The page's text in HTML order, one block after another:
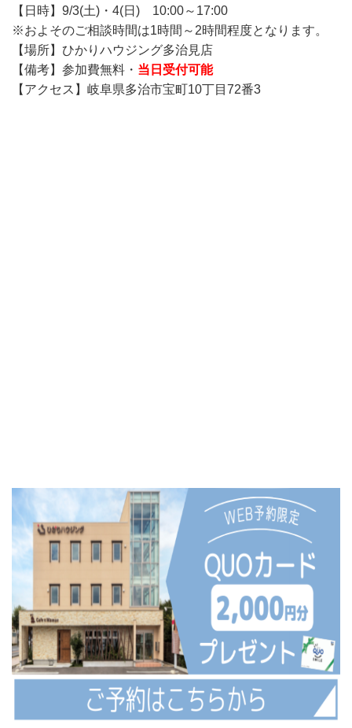
【日時】9/3(土)・4(日) 10:00～17:00
※およそのご相談時間は1時間～2時間程度となります。
【場所】ひかりハウジング多治見店
【備考】参加費無料・ 当日受付可能
【アクセス】岐阜県多治市宝町10丁目72番3